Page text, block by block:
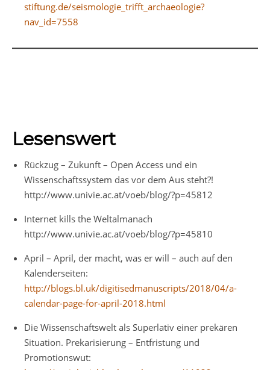
stiftung.de/seismologie_trifft_archaeologie?
nav_id=7558
Lesenswert
Rückzug – Zukunft – Open Access und ein
Wissenschaftssystem das vor dem Aus steht?!
http://www.univie.ac.at/voeb/blog/?p=45812
Internet kills the Weltalmanach
http://www.univie.ac.at/voeb/blog/?p=45810
April – April, der macht, was er will – auch auf den
Kalenderseiten:
http://blogs.bl.uk/digitisedmanuscripts/2018/04/a-
calendar-page-for-april-2018.html
Die Wissenschaftswelt als Superlativ einer prekären
Situation. Prekarisierung – Entfristung und
Promotionswut: